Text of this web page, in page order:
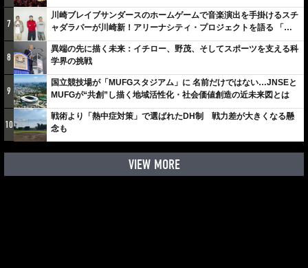
7
川崎ブレイブサンダースのホームゲームで音楽演出を手掛けるスチ
ャダラパーが川崎新！アリーナシティ・プロジェクトを語る 「楽
しみでしかないでしょ。川崎は、ずっと成長曲線だから」
8
異端の先に描く未来：イチロー、野茂、そしてスポーツを支える科
学界の挑戦
9
国立競技場が「MUFGスタジアム」に 名前だけではない…JNSEと
MUFGが“共創”し描く地域活性化・社会価値創造の近未来図とは
10
戦術より「熱中症対策」で選ばれたDH制 戦力差が大きくなる懸
念も
VIEW MORE